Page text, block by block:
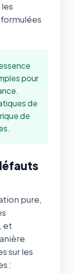
pour
de
de
pure,
et
sur les
: